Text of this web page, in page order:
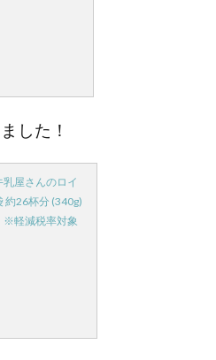
した！
屋さんのロイ
約26杯分 (340g)
軽減税率対象